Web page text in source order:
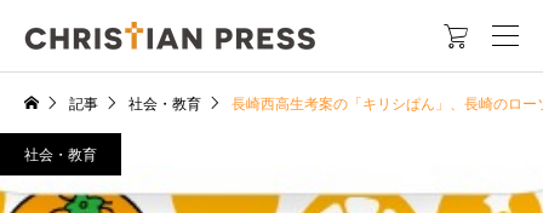

記事 社会・教育 長崎西高生考案の「キリシぱん」、長崎のロー
社会・教育